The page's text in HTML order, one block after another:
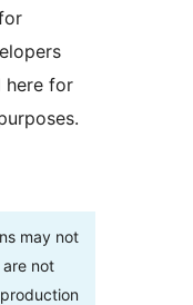
here for
may not
not